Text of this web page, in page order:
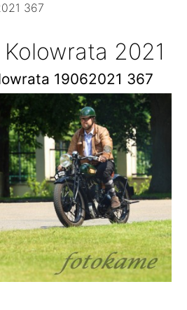
367
2021
19062021 367